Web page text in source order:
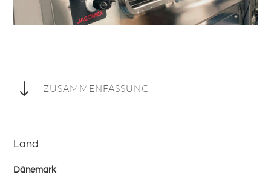
" ZUSAMMENFASSUNG
Land
Dänemark